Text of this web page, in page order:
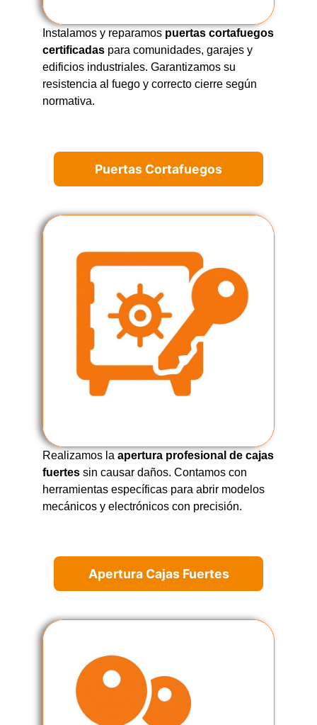
Instalamos y reparamos puertas cortafuegos
certificadas para comunidades, garajes y
edificios industriales. Garantizamos su
resistencia al fuego y correcto cierre según
normativa.
Puertas Cortafuegos
Realizamos la apertura profesional de cajas
fuertes sin causar daños. Contamos con
herramientas específicas para abrir modelos
mecánicos y electrónicos con precisión.
Apertura Cajas Fuertes